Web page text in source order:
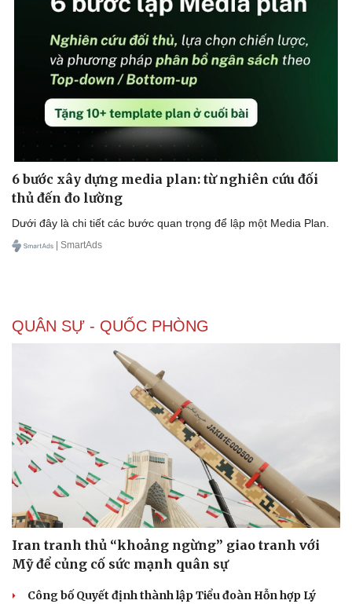
Thể thao
Lịch thi đấu bóng đá
Thế giới thể thao
eSports
Hậu trường
Ô tô - Xe máy
Xe máy
6 bước xây dựng media plan: từ nghiên cứu đối
thủ đến đo lường
Dưới đây là chi tiết các bước quan trọng để lập một Media Plan.
| SmartAds
QUÂN SỰ - QUỐC PHÒNG
Iran tranh thủ “khoảng ngừng” giao tranh với
Mỹ để củng cố sức mạnh quân sự
Công bố Quyết định thành lập Tiểu đoàn Hỗn hợp Lý